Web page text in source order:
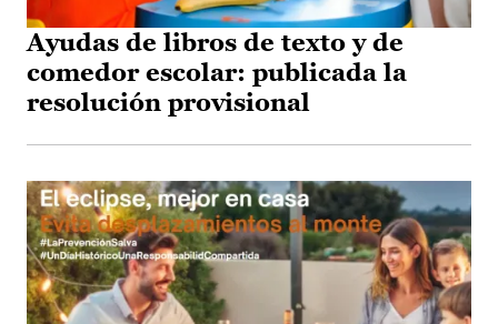
Ayudas de libros de texto y de
comedor escolar: publicada la
resolución provisional